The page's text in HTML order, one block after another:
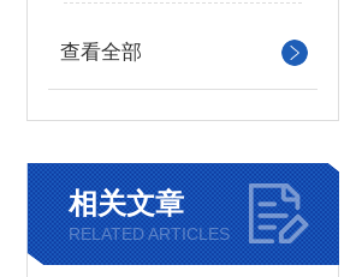
查看全部
相关文章
RELATED ARTICLES